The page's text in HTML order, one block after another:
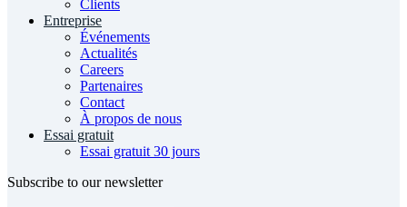
Clients
Entreprise
Événements
Actualités
Careers
Partenaires
Contact
À propos de nous
Essai gratuit
Essai gratuit 30 jours
Subscribe to our newsletter